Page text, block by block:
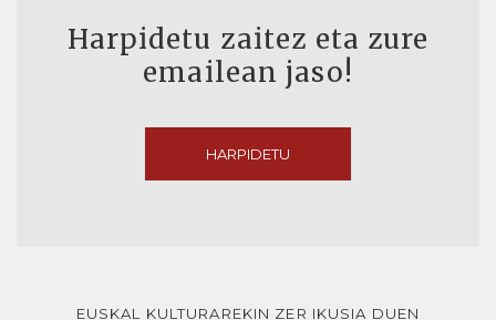
Harpidetu zaitez eta zure
emailean jaso!
HARPIDETU
EUSKAL KULTURAREKIN ZER IKUSIA DUEN